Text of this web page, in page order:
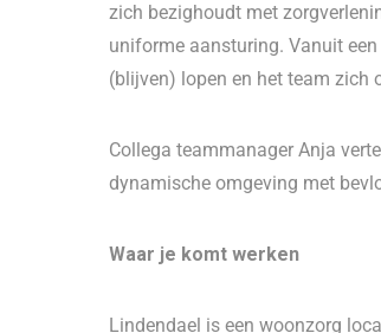
zich bezighoudt met
uniforme aansturing. Vanuit
(blijven) lopen en het team zich
Collega teammanager Anja
dynamische omgeving met
Waar je komt werken
Lindendael is een woonzorg